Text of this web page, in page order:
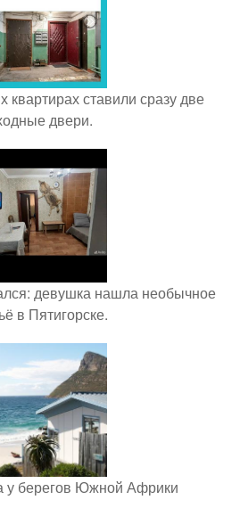
квартирах ставили сразу две
двери.
девушка нашла необычное
в Пятигорске.
у берегов Южной Африки